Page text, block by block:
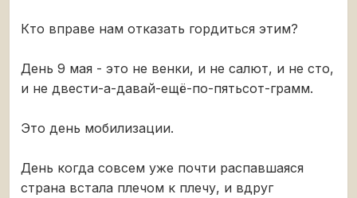
Кто вправе нам отказать гордиться этим?
День 9 мая - это не венки, и не салют, и не сто,
и не двести-а-давай-ещё-по-пятьсот-грамм.
Это день мобилизации.
День когда совсем уже почти распавшаяся
страна встала плечом к плечу, и вдруг